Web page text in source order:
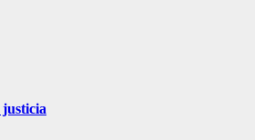
justicia